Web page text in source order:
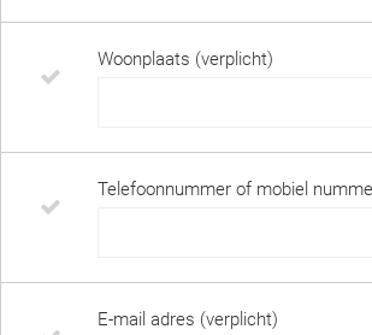
Woonplaats (verplicht)
Telefoonnummer of mobiel
E-mail adres (verplicht)